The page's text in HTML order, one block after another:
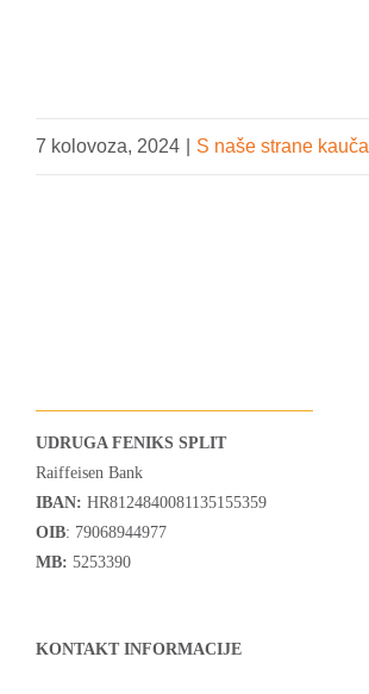
7 kolovoza, 2024 S naše strane kauča
UDRUGA FENIKS SPLIT
Raiffeisen Bank
IBAN: HR8124840081135155359
OIB: 79068944977
MB: 5253390
KONTAKT INFORMACIJE